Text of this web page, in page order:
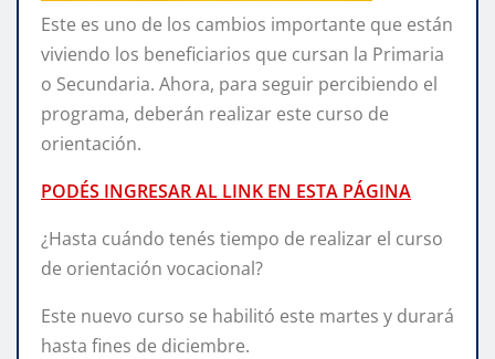
Este es uno de los cambios importante que están
viviendo los beneficiarios que cursan la Primaria
o Secundaria. Ahora, para seguir percibiendo el
programa, deberán realizar este curso de
orientación.
PODÉS INGRESAR AL LINK EN ESTA PÁGINA
¿Hasta cuándo tenés tiempo de realizar el curso
de orientación vocacional?
Este nuevo curso se habilitó este martes y durará
hasta fines de diciembre.